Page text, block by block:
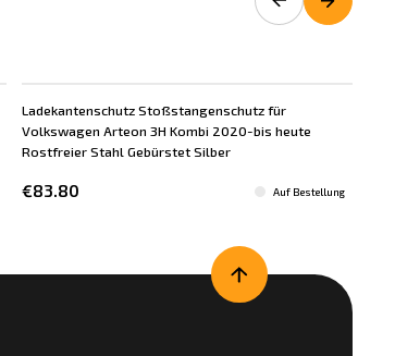
Ladekantenschutz Stoßstangenschutz für
Volkswagen Arteon 3H Kombi 2020-bis heute
Rostfreier Stahl Gebürstet Silber
€83.80 Auf Bestellung